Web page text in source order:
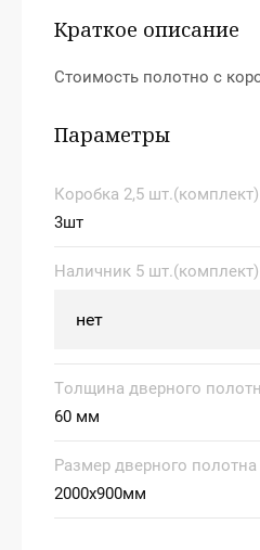
Краткое описание
Стоимость полотно с
Параметры
Коробка 2,5 шт.(комплект)
3шт
Наличник 5 шт.(комплект)
Толщина дверного
60 мм
Размер дверного
2000х900мм